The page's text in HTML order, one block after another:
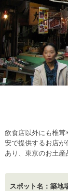
飲食店以外にも椎
安で提供するお店が
あり、東京のお土産
スポット名：築地